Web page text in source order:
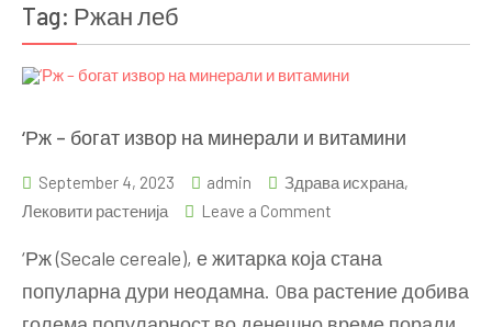
Tag: Ржан леб
‘Рж – богат извор на минерали и витамини
September 4, 2023 admin Здрава исхрана,
Лековити растенија
Leave a Comment
–
богат
‘Рж (Secale cereale), е житарка која стана
популарна дури неодамна. Oва растение добива